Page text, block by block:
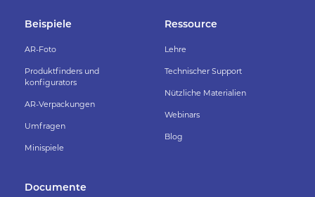
Beispiele
AR-Foto
Produktfinders und
konfigurators
AR-Verpackungen
Umfragen
Minispiele
Ressource
Lehre
Technischer Support
Nützliche Materialien
Webinars
Blog
Documente